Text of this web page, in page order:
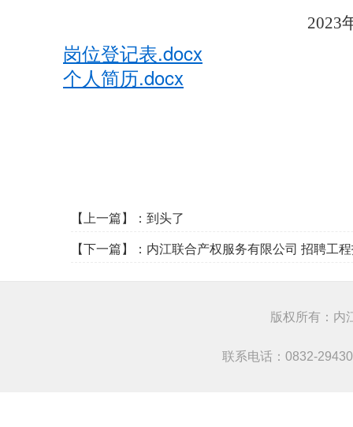
2023年5月
岗位登记表.docx
个人简历.docx
【上一篇】：到头了
【下一篇】： 内江联合产权服务有限公司 招聘工
版权所有：
联系电话：0832-